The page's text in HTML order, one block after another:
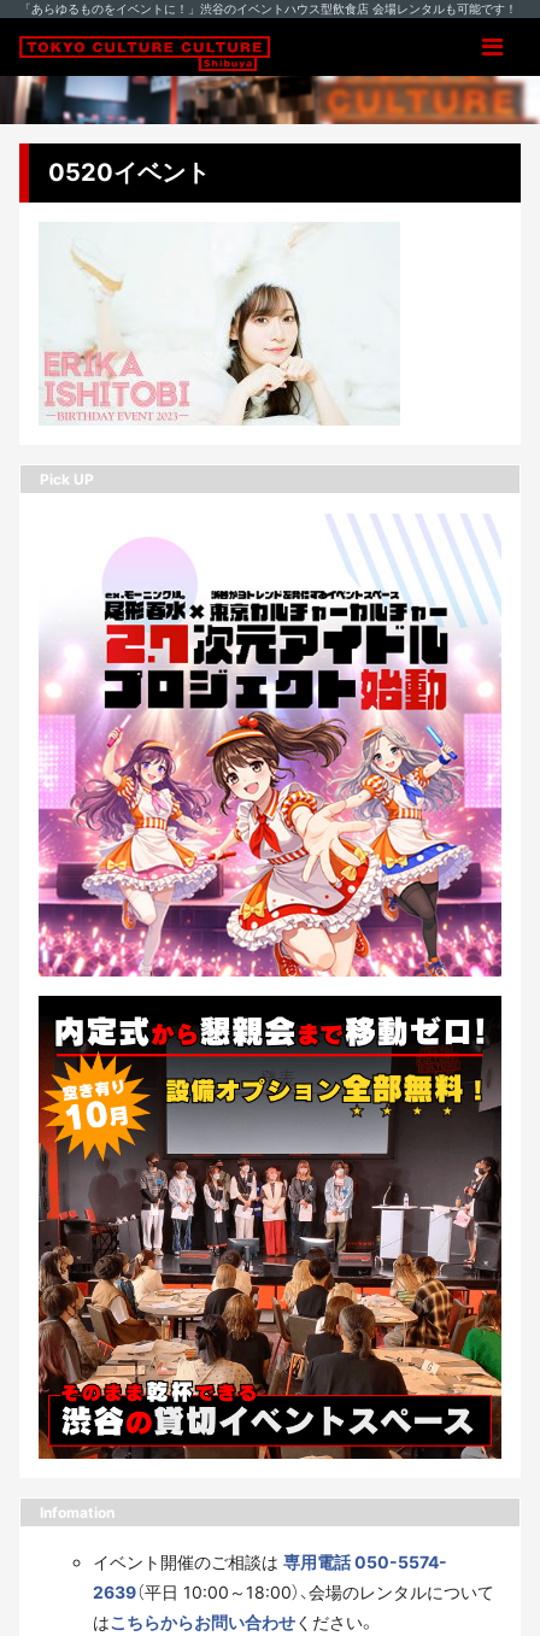
「あらゆるものをイベントに！」渋谷のイベントハウス型飲食店 会場レンタルも可能です！
0520イベント
Pick UP
Infomation
イベント開催のご相談は 専用電話 050-5574-
2639（平日 10:00～18:00）、会場のレンタルについて
はこちらからお問い合わせください。